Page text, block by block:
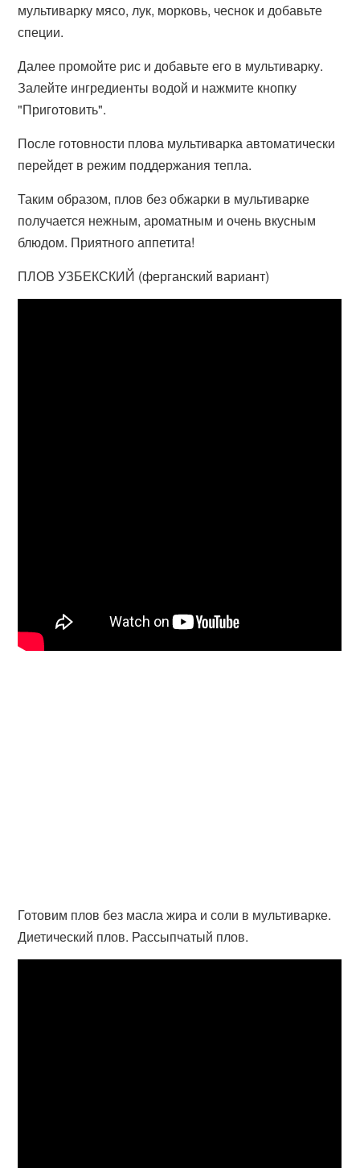
мультиварку мясо, лук, морковь, чеснок и добавьте
специи.
Далее промойте рис и добавьте его в мультиварку.
Залейте ингредиенты водой и нажмите кнопку
"Приготовить".
После готовности плова мультиварка автоматически
перейдет в режим поддержания тепла.
Таким образом, плов без обжарки в мультиварке
получается нежным, ароматным и очень вкусным
блюдом. Приятного аппетита!
ПЛОВ УЗБЕКСКИЙ (ферганский вариант)
Готовим плов без масла жира и соли в мультиварке.
Диетический плов. Рассыпчатый плов.